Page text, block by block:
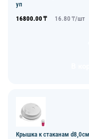
уп
16800.00 ₸ 16.80 ₸/шт
Крышка к стаканам